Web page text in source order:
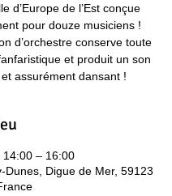
d’Europe de l’Est conçue
pour douze musiciens !
d’orchestre conserve toute
et produit un son
assurément dansant !
– 16:00
Dunes, Digue de Mer, 59123